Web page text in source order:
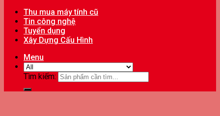
Thu mua máy tính cũ
Tin công nghệ
Tuyển dụng
Xây Dựng Cấu Hình
Menu
Tìm kiếm: